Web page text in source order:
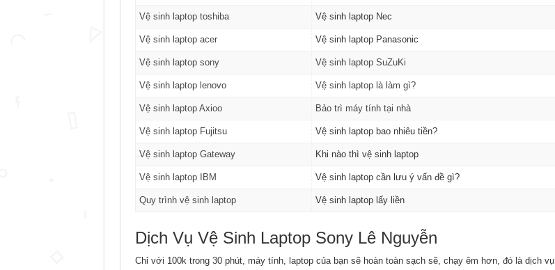
Vệ sinh laptop toshiba Vệ sinh laptop Nec
Vệ sinh laptop acer Vệ sinh laptop Panasonic
Vệ sinh laptop sony Vệ sinh laptop SuZuKi
Vệ sinh laptop lenovo Vệ sinh laptop là làm gì?
Vệ sinh laptop Axioo Bảo trì máy tính tại nhà
Vệ sinh laptop Fujitsu Vệ sinh laptop bao nhiêu tiền?
Vệ sinh laptop Gateway Khi nào thì vệ sinh laptop
Vệ sinh laptop IBM Vệ sinh laptop cần lưu ý vấn đề gì?
Quy trình vệ sinh laptop Vệ sinh laptop lấy liền
Dịch Vụ Vệ Sinh Laptop Sony Lê Nguyễn
Chỉ với 100k trong 30 phút, máy tính, laptop của bạn sẽ hoàn toàn sạch sẽ, chạy êm hơn, đó là dịch vụ